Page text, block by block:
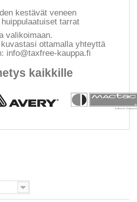
kestävät veneen
tarrat
valikoimaan.
ottamalla yhteyttä
info@taxfree-kauppa.fi
kaikkille